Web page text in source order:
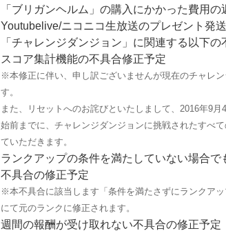
「ブリガンヘルム」の購入にかかった費用の
Youtubelive/ニコニコ生放送のプレゼント発
「チャレンジダンジョン」に関連する以下
スコア集計機能の不具合修正予定
※本修正に伴い、申し訳ございませんが現在のチャレ
す。
また、リセットへのお詫びといたしまして、2016年9
始前までに、チャレンジダンジョンに挑戦されたすべ
ていただきます。
ランクアップの条件を満たしていない場合
不具合の修正予定
※本不具合に該当します「条件を満たさずにランクア
にて元のランクに修正されます。
週間の報酬が受け取れない不具合の修正予定